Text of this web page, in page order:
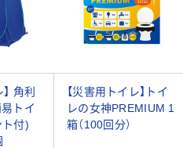
角利
トイ
ト付)
【災害用トイレ】トイ
レの女神PREMIUM 1
箱（100回分）